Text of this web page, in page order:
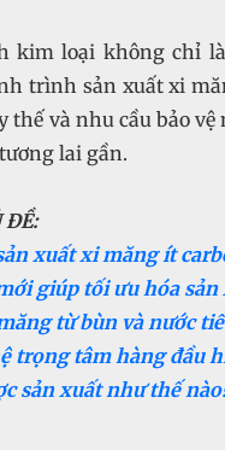
kim loại không chỉ
trình sản xuất xi
thế và nhu cầu bảo
lai gần.
ĐỀ:
xuất xi măng ít
giúp tối ưu hóa
từ bùn và nước
trọng tâm hàng đầu
sản xuất như thế